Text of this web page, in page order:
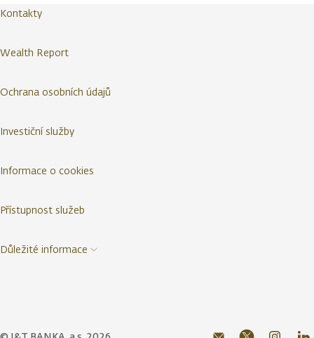
Kontakty
Wealth Report
Ochrana osobních údajů
Investiční služby
Informace o cookies
Přístupnost služeb
Důležité informace